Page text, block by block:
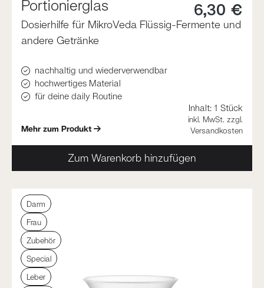
Portionierglas 6,30 €
Dosierhilfe für MikroVeda Flüssig-Fermente und
andere Getränke
nachhaltig und wiederverwendbar
hochwertiges Material
für deine daily Routine
Mehr zum Produkt
Inhalt: 1 Stück
inkl. MwSt. zzgl.
Versandkosten
Zum Warenkorb hinzufügen
Darm
Frau
Zubehör
Special
Leber